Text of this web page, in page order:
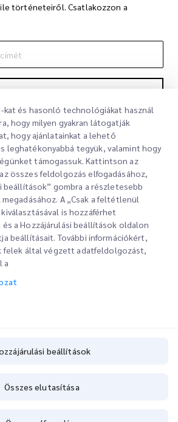
történeteiről. Csatlakozzon a
Adatvédelmi nyilatkozatunkat Adatvédelmi
Hozzájárulási beállítások
kat és hasonló technológiákat használ
hogy milyen gyakran látogatják
hogy ajánlatainkat a lehető
leghatékonyabbá tegyük, valamint hogy
támogassuk. Kattintson az
összes feldolgozás elfogadásához,
beállítások” gombra a részletesebb
A „Csak a feltétlenül
is hozzáférhet
a Hozzájárulási beállítások oldalon
beállításait. További információkért,
felek által végzett adatfeldolgozást,
a
beállítások
Összes elutasítása